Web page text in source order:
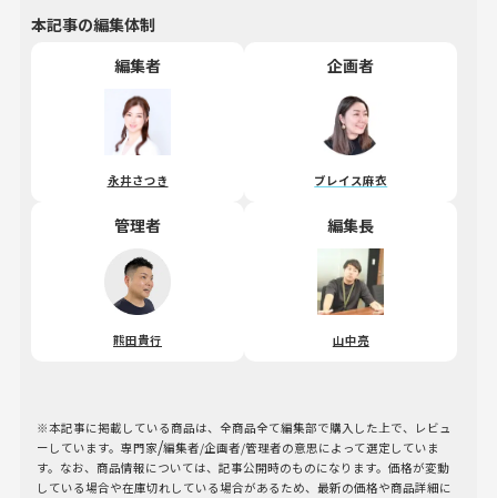
本記事の編集体制
編集者
永井さつき
企画者
ブレイス麻衣
管理者
熊田貴行
編集長
山中亮
※本記事に掲載している商品は、全商品全て編集部で購入した上で、レビュ
ーしています。専門家/編集者/企画者/管理者の意思によって選定していま
す。なお、商品情報については、記事公開時のものになります。価格が変動
している場合や在庫切れしている場合があるため、最新の価格や商品詳細に